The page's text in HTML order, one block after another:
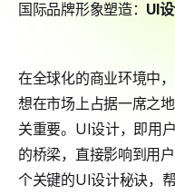
国际品牌形象塑造： UI
在全球化的商业环境中
想在市场上占据一席之
关重要。UI设计，即用
的桥梁，直接影响到用
个关键的UI设计秘诀，